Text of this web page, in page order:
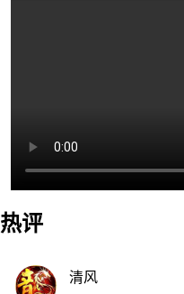
热评
清风